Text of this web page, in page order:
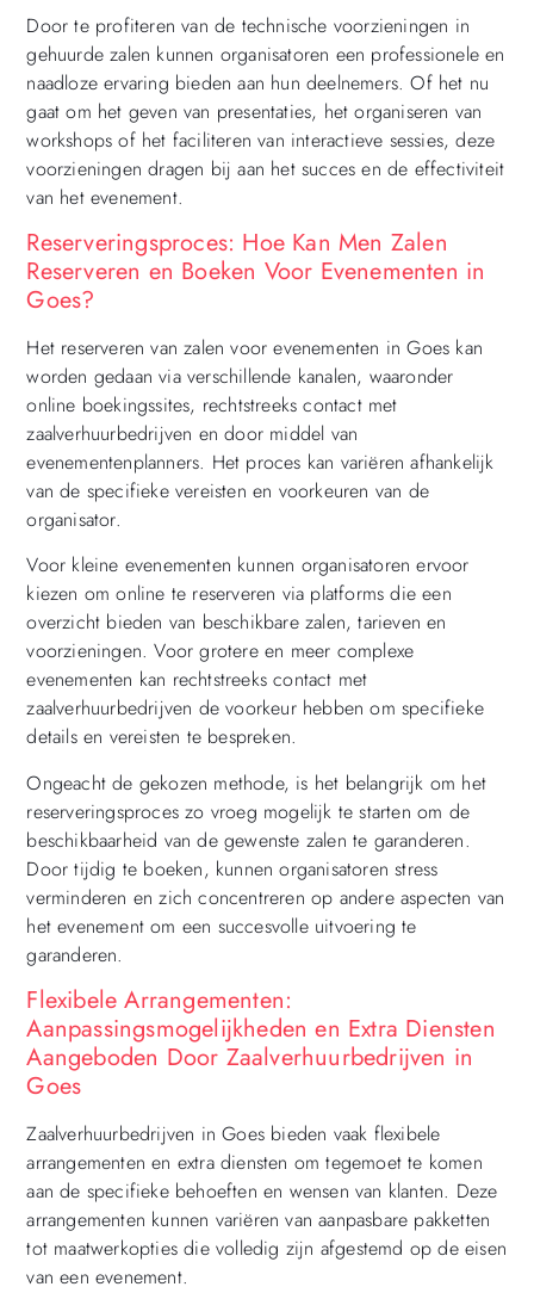
Door te profiteren van de technische voorzieningen in
gehuurde zalen kunnen organisatoren een professionele en
naadloze ervaring bieden aan hun deelnemers. Of het nu
gaat om het geven van presentaties, het organiseren van
workshops of het faciliteren van interactieve sessies, deze
voorzieningen dragen bij aan het succes en de effectiviteit
van het evenement.
Reserveringsproces: Hoe Kan Men Zalen
Reserveren en Boeken Voor Evenementen in
Goes?
Het reserveren van zalen voor evenementen in Goes kan
worden gedaan via verschillende kanalen, waaronder
online boekingssites, rechtstreeks contact met
zaalverhuurbedrijven en door middel van
evenementenplanners. Het proces kan variëren afhankelijk
van de specifieke vereisten en voorkeuren van de
organisator.
Voor kleine evenementen kunnen organisatoren ervoor
kiezen om online te reserveren via platforms die een
overzicht bieden van beschikbare zalen, tarieven en
voorzieningen. Voor grotere en meer complexe
evenementen kan rechtstreeks contact met
zaalverhuurbedrijven de voorkeur hebben om specifieke
details en vereisten te bespreken.
Ongeacht de gekozen methode, is het belangrijk om het
reserveringsproces zo vroeg mogelijk te starten om de
beschikbaarheid van de gewenste zalen te garanderen.
Door tijdig te boeken, kunnen organisatoren stress
verminderen en zich concentreren op andere aspecten van
het evenement om een succesvolle uitvoering te
garanderen.
Flexibele Arrangementen:
Aanpassingsmogelijkheden en Extra Diensten
Aangeboden Door Zaalverhuurbedrijven in
Goes
Zaalverhuurbedrijven in Goes bieden vaak flexibele
arrangementen en extra diensten om tegemoet te komen
aan de specifieke behoeften en wensen van klanten. Deze
arrangementen kunnen variëren van aanpasbare pakketten
tot maatwerkopties die volledig zijn afgestemd op de eisen
van een evenement.